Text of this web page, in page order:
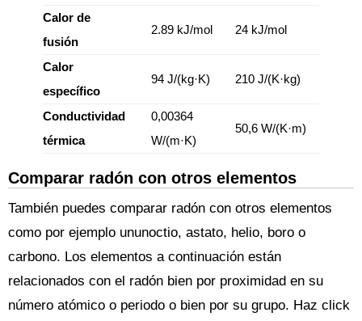
Calor de
fusión
2.89 kJ/mol 24 kJ/mol
Calor
específico
94 J/(kg·K) 210 J/(K·kg)
Conductividad
térmica
0,00364
W/(m·K)
50,6 W/(K·m)
Comparar radón con otros elementos
También puedes comparar radón con otros elementos
como por ejemplo ununoctio, astato, helio, boro o
carbono. Los elementos a continuación están
relacionados con el radón bien por proximidad en su
número atómico o periodo o bien por su grupo. Haz click